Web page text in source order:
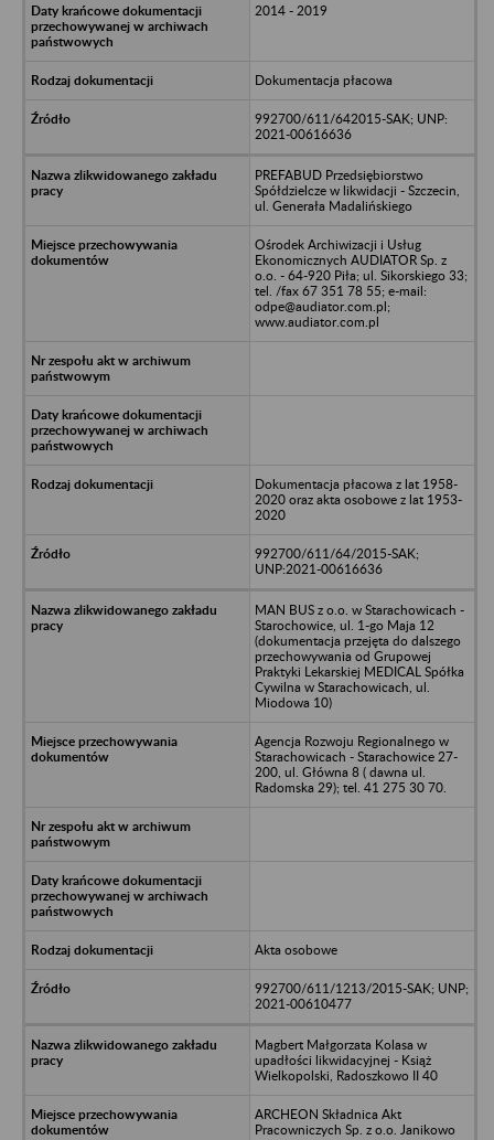
2014 - 2019
Dokumentacja płacowa
992700/611/642015-SAK; UNP:
2021-00616636
PREFABUD Przedsiębiorstwo
Spółdzielcze w likwidacji - Szczecin,
ul. Generała Madalińskiego
Ośrodek Archiwizacji i Usług
Ekonomicznych AUDIATOR Sp. z
o.o. - 64-920 Piła; ul. Sikorskiego 33;
tel. /fax 67 351 78 55; e-mail:
odpe@audiator.com.pl;
www.audiator.com.pl
Dokumentacja płacowa z lat 1958-
2020 oraz akta osobowe z lat 1953-
2020
992700/611/64/2015-SAK;
UNP:2021-00616636
MAN BUS z o.o. w Starachowicach -
Starochowice, ul. 1-go Maja 12
(dokumentacja przejęta do dalszego
przechowywania od Grupowej
Praktyki Lekarskiej MEDICAL Spółka
Cywilna w Starachowicach, ul.
Miodowa 10)
Agencja Rozwoju Regionalnego w
Starachowicach - Starachowice 27-
200, ul. Główna 8 ( dawna ul.
Radomska 29); tel. 41 275 30 70.
Akta osobowe
992700/611/1213/2015-SAK; UNP;
2021-00610477
Magbert Małgorzata Kolasa w
upadłości likwidacyjnej - Książ
Wielkopolski, Radoszkowo II 40
ARCHEON Składnica Akt
Pracowniczych Sp. z o.o. Janikowo